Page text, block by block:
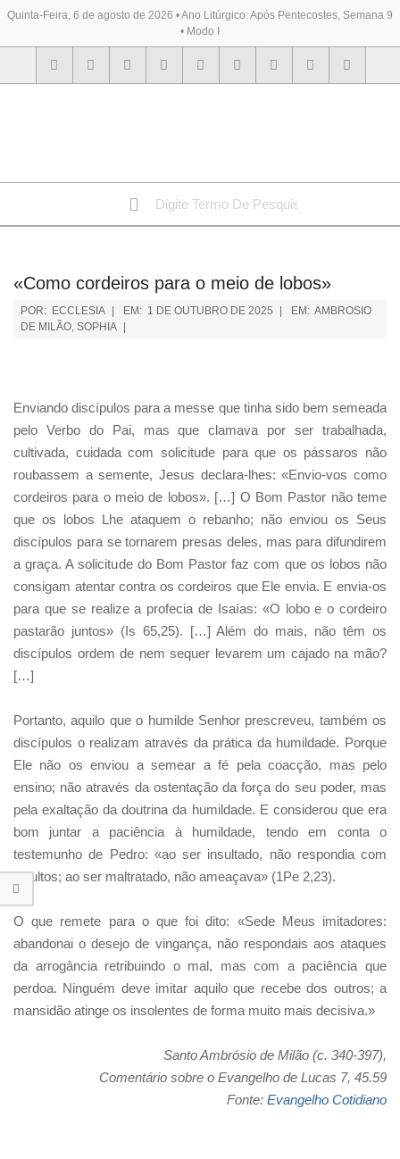
Quinta-Feira, 6 de agosto de 2026 • Ano Litúrgico: Após Pentecostes, Semana 9
• Modo I
BYBLOS
«Como cordeiros para o meio de lobos»
POR: ECCLESIA EM: 1 DE OUTUBRO DE 2025 EM: AMBROSIO
DE MILÃO, SOPHIA
Enviando discípulos para a messe que tinha sido bem semeada
pelo Verbo do Pai, mas que clamava por ser trabalhada,
cultivada, cuidada com solicitude para que os pássaros não
roubassem a semente, Jesus declara-lhes: «Envio-vos como
cordeiros para o meio de lobos». […] O Bom Pastor não teme
que os lobos Lhe ataquem o rebanho; não enviou os Seus
discípulos para se tornarem presas deles, mas para difundirem
a graça. A solicitude do Bom Pastor faz com que os lobos não
consigam atentar contra os cordeiros que Ele envia. E envia-os
para que se realize a profecia de Isaías: «O lobo e o cordeiro
pastarão juntos» (Is 65,25). […] Além do mais, não têm os
discípulos ordem de nem sequer levarem um cajado na mão?
[…]
Portanto, aquilo que o humilde Senhor prescreveu, também os
discípulos o realizam através da prática da humildade. Porque
Ele não os enviou a semear a fé pela coacção, mas pelo
ensino; não através da ostentação da força do seu poder, mas
pela exaltação da doutrina da humildade. E considerou que era
bom juntar a paciência à humildade, tendo em conta o
testemunho de Pedro: «ao ser insultado, não respondia com
insultos; ao ser maltratado, não ameaçava» (1Pe 2,23).
O que remete para o que foi dito: «Sede Meus imitadores:
abandonai o desejo de vingança, não respondais aos ataques
da arrogância retribuindo o mal, mas com a paciência que
perdoa. Ninguém deve imitar aquilo que recebe dos outros; a
mansidão atinge os insolentes de forma muito mais decisiva.»
Santo Ambrósio de Milão (c. 340-397),
Comentário sobre o Evangelho de Lucas 7, 45.59
Fonte: Evangelho Cotidiano